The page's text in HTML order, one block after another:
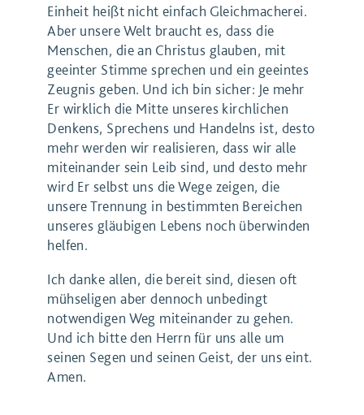
Einheit heißt nicht einfach Gleichmacherei.
Aber unsere Welt braucht es, dass die
Menschen, die an Christus glauben, mit
geeinter Stimme sprechen und ein geeintes
Zeugnis geben. Und ich bin sicher: Je mehr
Er wirklich die Mitte unseres kirchlichen
Denkens, Sprechens und Handelns ist, desto
mehr werden wir realisieren, dass wir alle
miteinander sein Leib sind, und desto mehr
wird Er selbst uns die Wege zeigen, die
unsere Trennung in bestimmten Bereichen
unseres gläubigen Lebens noch überwinden
helfen.
Ich danke allen, die bereit sind, diesen oft
mühseligen aber dennoch unbedingt
notwendigen Weg miteinander zu gehen.
Und ich bitte den Herrn für uns alle um
seinen Segen und seinen Geist, der uns eint.
Amen.